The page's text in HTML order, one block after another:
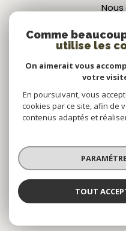
© 2026 | Tous droits
Comme
utilise les
On aimerait vous
votre
En poursuivant, vous
cookies par ce site, afin de
contenus adaptés et
TOUT